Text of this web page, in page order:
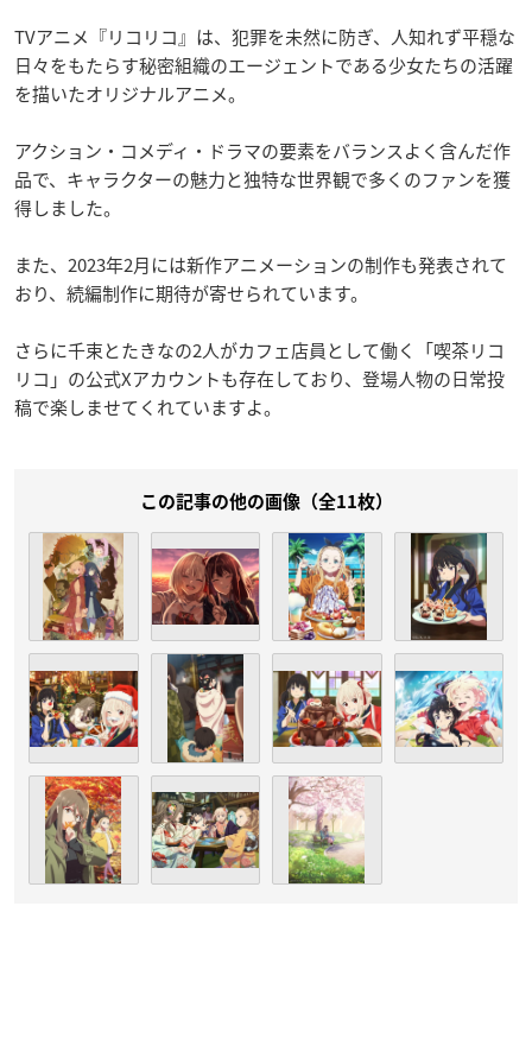
TVアニメ『リコリコ』は、犯罪を未然に防ぎ、人知れず平穏な
日々をもたらす秘密組織のエージェントである少女たちの活躍
を描いたオリジナルアニメ。
アクション・コメディ・ドラマの要素をバランスよく含んだ作
品で、キャラクターの魅力と独特な世界観で多くのファンを獲
得しました。
また、2023年2月には新作アニメーションの制作も発表されて
おり、続編制作に期待が寄せられています。
さらに千束とたきなの2人がカフェ店員として働く「喫茶リコ
リコ」の公式Xアカウントも存在しており、登場人物の日常投
稿で楽しませてくれていますよ。
この記事の他の画像（全11枚）